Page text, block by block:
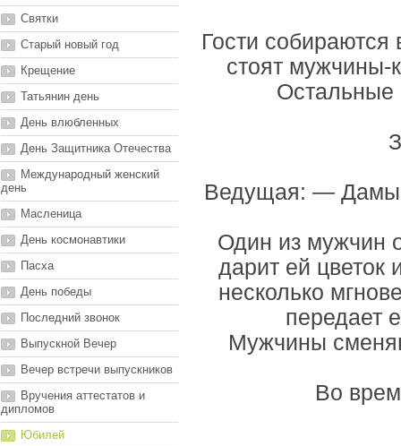
Святки
Старый новый год
Крещение
Татьянин день
День влюбленных
День Защитника Отечества
Международный женский
день
Масленица
День космонавтики
Пасха
День победы
Последний звонок
Выпускной Вечер
Вечер встречи выпускников
Вручения аттестатов и
дипломов
Юбилей
Гости
стоят мужчины-
Остальные
Ведущая: — Дамы
Один из мужчин
дарит ей цветок
несколько
передает
Мужчины
Во